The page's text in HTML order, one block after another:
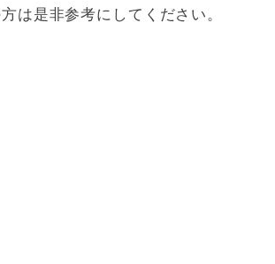
は是非参考にしてください。